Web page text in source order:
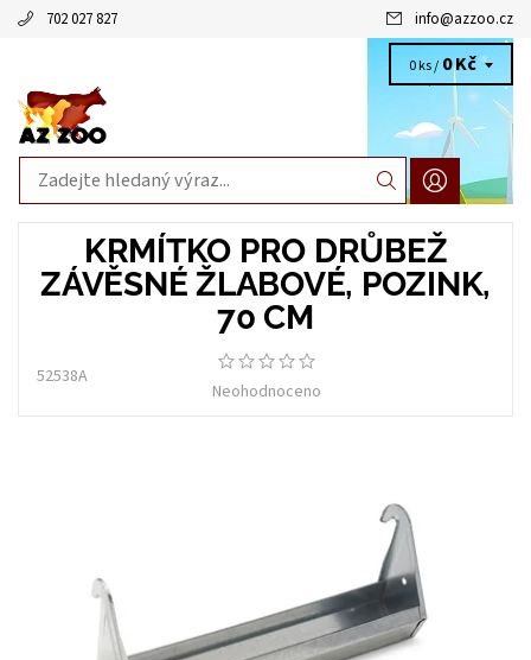
702 027 827 info@azzoo.cz
0 ks / 0 Kč
KRMÍTKO PRO DRŮBEŽ
ZÁVĚSNÉ ŽLABOVÉ, POZINK,
70 CM
52538A
Neohodnoceno